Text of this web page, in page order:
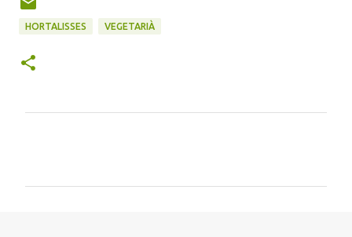
HORTALISSES VEGETARIÀ